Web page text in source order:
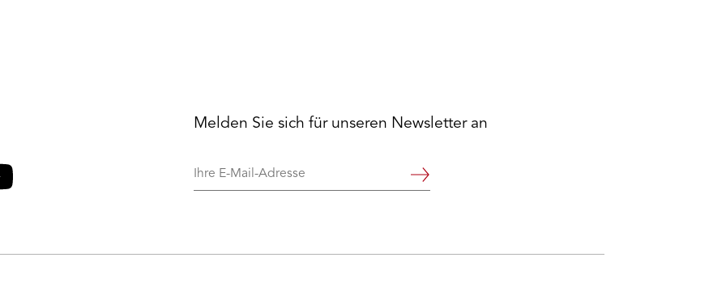
Melden Sie sich für unseren Newsletter an
Ihre
Weiter